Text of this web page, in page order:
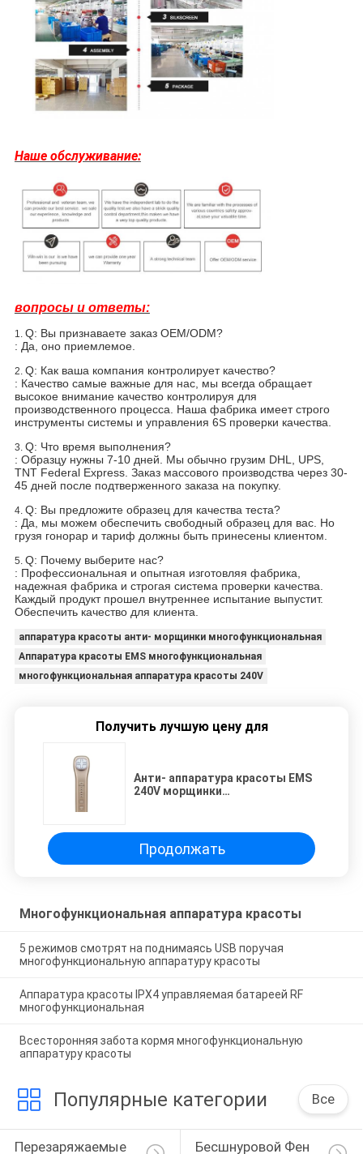
Наше обслуживание:
вопросы и ответы:
1. Q: Вы признаваете заказ OEM/ODM?
: Да, оно приемлемое.
2. Q: Как ваша компания контролирует качество?
: Качество самые важные для нас, мы всегда обращает
высокое внимание качество контролируя для
производственного процесса. Наша фабрика имеет строго
инструменты системы и управления 6S проверки качества.
3. Q: Что время выполнения?
: Образцу нужны 7-10 дней. Мы обычно грузим DHL, UPS,
TNT Federal Express. Заказ массового производства через 30-
45 дней после подтверженного заказа на покупку.
4. Q: Вы предложите образец для качества теста?
: Да, мы можем обеспечить свободный образец для вас. Но
грузя гонорар и тариф должны быть принесены клиентом.
5. Q: Почему выберите нас?
: Профессиональная и опытная изготовляя фабрика,
надежная фабрика и строгая система проверки качества.
Каждый продукт прошел внутреннее испытание выпустит.
Обеспечить качество для клиента.
аппаратура красоты анти- морщинки многофункциональная
Аппаратура красоты EMS многофункциональная
многофункциональная аппаратура красоты 240V
Получить лучшую цену для
Анти- аппаратура красоты EMS
240V морщинки
Продолжать
Многофункциональная аппаратура красоты
5 режимов смотрят на поднимаясь USB поручая
многофункциональную аппаратуру красоты
Аппаратура красоты IPX4 управляемая батареей RF
многофункциональная
Всесторонняя забота кормя многофункциональную
аппаратуру красоты
Популярные категории Все
Перезаряжаемые Бесшнуровой Фен